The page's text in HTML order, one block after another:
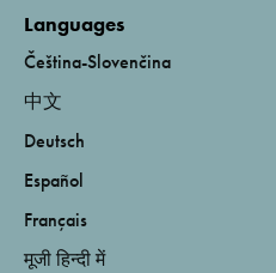
Languages
Čeština-Slovenčina
中文
Deutsch
Español
Français
मूजी हिन्दी में